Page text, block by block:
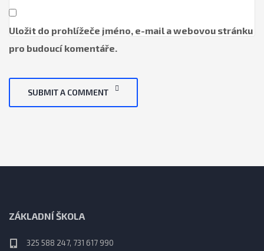
Uložit do prohlížeče jméno, e-mail a webovou stránku
pro budoucí komentáře.
SUBMIT A COMMENT
ZÁKLADNÍ ŠKOLA
325 588 247, 731 617 990